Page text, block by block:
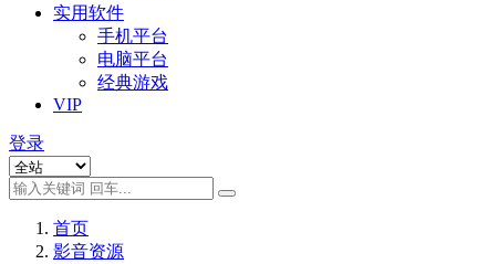
实用软件
手机平台
电脑平台
经典游戏
VIP
登录
首页
影音资源